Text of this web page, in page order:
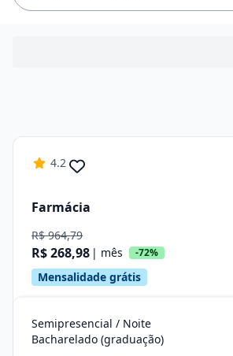
4.2
Farmácia
R$ 964,79
R$ 268,98 | mês -72%
Mensalidade grátis
Semipresencial / Noite
Bacharelado (graduação)